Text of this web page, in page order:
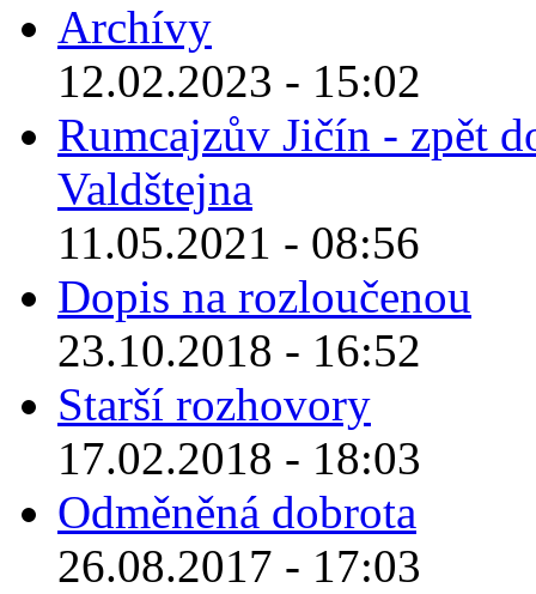
Archívy
12.02.2023 - 15:02
Rumcajzův Jičín - zpět
Valdštejna
11.05.2021 - 08:56
Dopis na rozloučenou
23.10.2018 - 16:52
Starší rozhovory
17.02.2018 - 18:03
Odměněná dobrota
26.08.2017 - 17:03